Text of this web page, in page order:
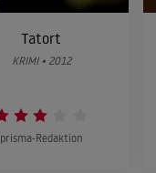
Tatort
KRIMI • 2012
prisma-Redaktion